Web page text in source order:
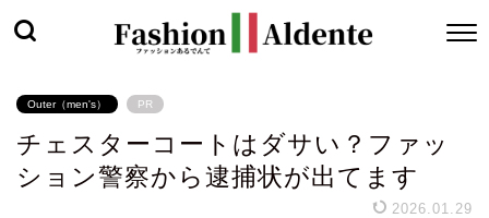
Outer（men's） PR
チェスターコートはダサい？ファッ
ション警察から逮捕状が出てます
2026.01.29